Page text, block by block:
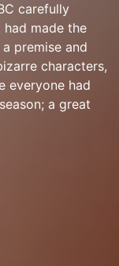
carefully
made the
premise and
characters,
everyone had
a great